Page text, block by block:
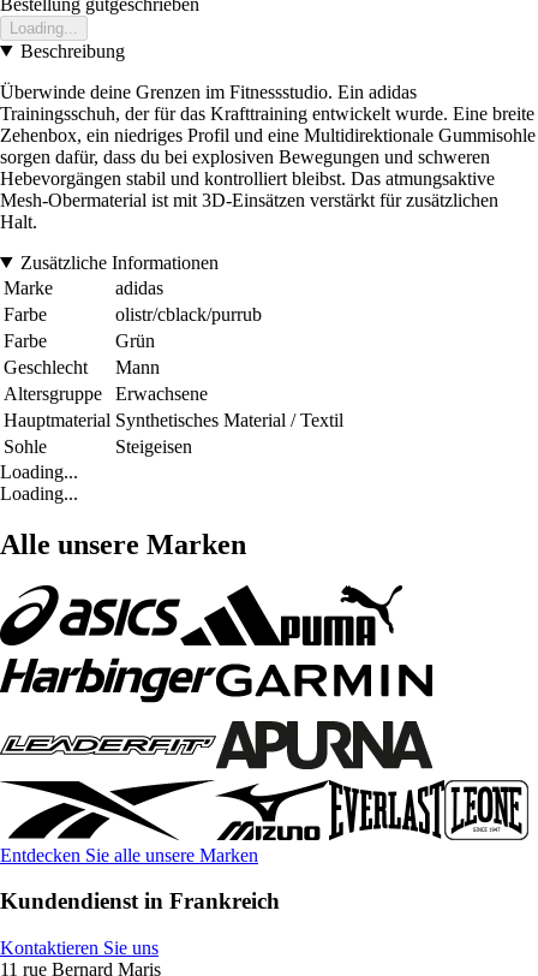
Loading...
Beschreibung
Überwinde deine Grenzen im Fitnessstudio. Ein adidas
Trainingsschuh, der für das Krafttraining entwickelt wurde. Eine breite
Zehenbox, ein niedriges Profil und eine Multidirektionale Gummisohle
sorgen dafür, dass du bei explosiven Bewegungen und schweren
Hebevorgängen stabil und kontrolliert bleibst. Das atmungsaktive
Mesh-Obermaterial ist mit 3D-Einsätzen verstärkt für zusätzlichen
Halt.
Zusätzliche Informationen
Marke
adidas
Farbe
olistr/cblack/purrub
Farbe
Grün
Geschlecht
Mann
Altersgruppe
Erwachsene
Hauptmaterial Synthetisches Material / Textil
Sohle
Steigeisen
Loading...
Loading...
Alle unsere Marken
Entdecken Sie alle unsere Marken
Kundendienst in Frankreich
Kontaktieren Sie uns
11 rue Bernard Maris